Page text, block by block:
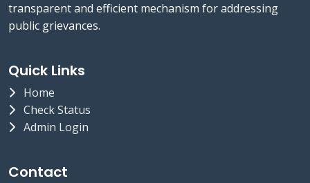
transparent and efficient mechanism for addressing
public grievances.
Quick Links
Home
Check Status
Admin Login
Contact